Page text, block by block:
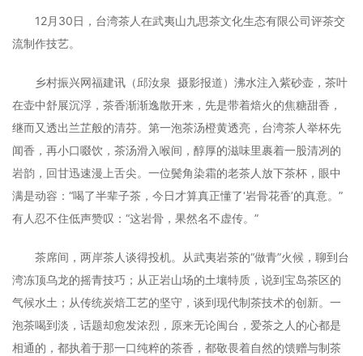
12月30日，台湾茶人在武夷山九思茶文化生态有限公司评茶交
流制作技艺。
乡村振兴网福建讯（邱汝泉 摄影报道）沸水注入紫砂壶，茶叶
在壶中舒展沉浮，茶香渐渐逸散开来，先是带着焙火的焦糖甜香，
继而又透出兰芷般的清芬。第一泡茶汤橙黄透亮，台湾茶人举杯先
闻香，再小口啜饮，茶汤滑入喉间，醇厚的滋味里裹着一股清冽的
岩韵，回甘迅速漫上舌尖。一位鬓角染霜的老茶人放下茶杯，眼中
满是动容：“喝了半辈子茶，今日才算真正懂了‘岩骨花香’的真意。”
有人忍不住低声赞叹：“这岩骨，果然名不虚传。”
茶席间，两岸茶人谈得投机。从武夷岩茶的“做青”火候，聊到台
湾冻顶乌龙的摇青技巧；从正岩山场的土壤特质，说到宝岛茶区的
气候水土；从传统炭焙工艺的坚守，谈到现代制茶技术的创新。一
泡茶喝到淡，话题却愈发浓烈，原来无论闽台，爱茶之人的心都是
相通的，都执着于那一口纯粹的茶香，都敬畏着自然的馈赠与制茶